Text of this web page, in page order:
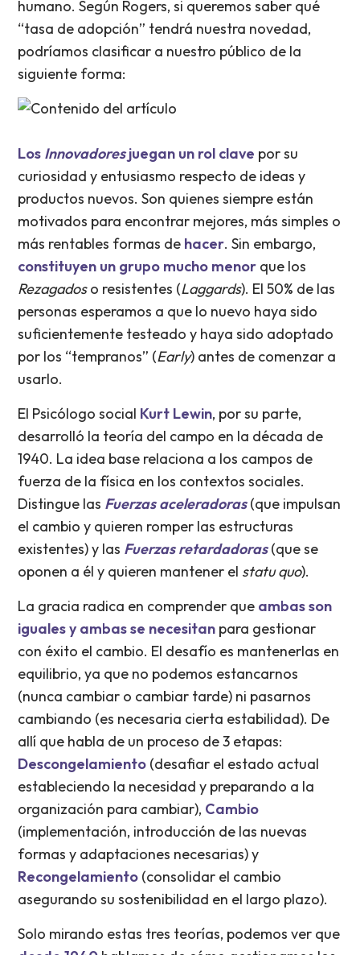
humano. Según Rogers, si queremos saber qué
“tasa de adopción” tendrá nuestra novedad,
podríamos clasificar a nuestro público de la
siguiente forma:
Los Innovadoresjuegan un rol clave por su
curiosidad y entusiasmo respecto de ideas y
productos nuevos. Son quienes siempre están
motivados para encontrar mejores, más simples o
más rentables formas de hacer. Sin embargo,
constituyen un grupo mucho menor que los
Rezagadoso resistentes (Laggards). El 50% de las
personas esperamos a que lo nuevo haya sido
suficientemente testeado y haya sido adoptado
por los “tempranos” (Early) antes de comenzar a
usarlo.
El Psicólogo social Kurt Lewin, por su parte,
desarrolló la teoría del campo en la década de
1940. La idea base relaciona a los campos de
fuerza de la física en los contextos sociales.
Distingue las Fuerzas aceleradoras(que impulsan
el cambio y quieren romper las estructuras
existentes) y las Fuerzas retardadoras(que se
oponen a él y quieren mantener el statu quo).
La gracia radica en comprender que ambas son
iguales y ambasse necesitan para gestionar
con éxito el cambio. El desafío es mantenerlas en
equilibrio, ya que no podemos estancarnos
(nunca cambiar o cambiar tarde) ni pasarnos
cambiando (es necesaria cierta estabilidad). De
allí que habla de un proceso de 3 etapas:
Descongelamiento (desafiar el estado actual
estableciendo la necesidad y preparando a la
organización para cambiar), Cambio
(implementación, introducción de las nuevas
formas y adaptaciones necesarias) y
Recongelamiento (consolidar el cambio
asegurando su sostenibilidad en el largo plazo).
Solo mirando estas tres teorías, podemos ver que